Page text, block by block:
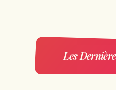
Les